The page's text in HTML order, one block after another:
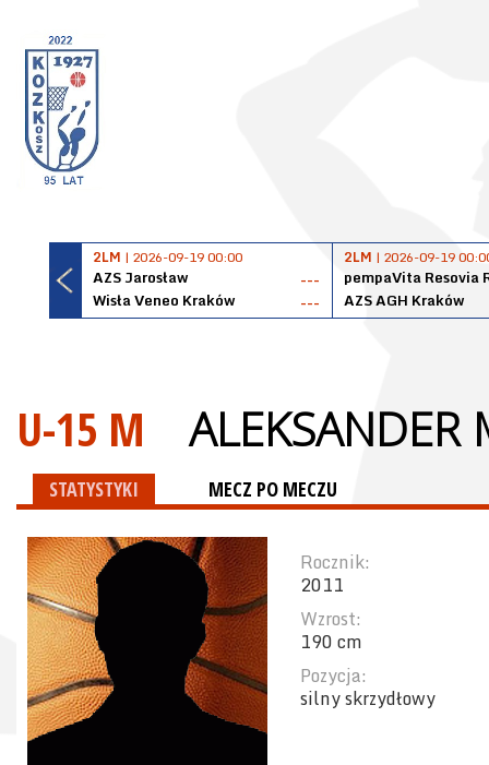
2LM | 2026-09-19 00:00
AZS Jarosław
---
Wisła Veneo Kraków
---
2LM | 2026-09-19
pempaVita Resovia
AZS AGH Kraków
U-15 M ALEKSANDER
STATYSTYKI MECZ PO MECZU
Rocznik:
2011
Wzrost:
190 cm
Pozycja:
silny skrzydłowy